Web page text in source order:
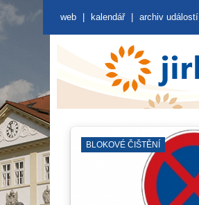
web kalendář archiv událostí
KNIHOVNA